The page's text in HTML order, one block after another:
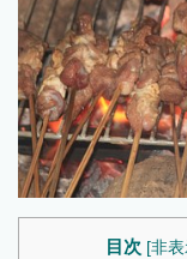
目次 [非表